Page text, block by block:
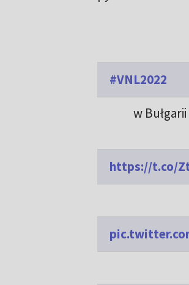
#VNL2022
w
https://t.co/